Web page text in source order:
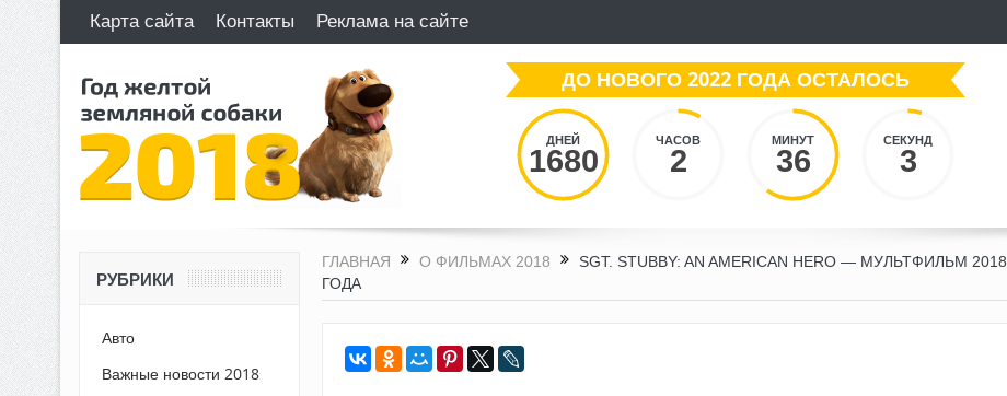
Карта сайта Контакты Реклама на сайте
ДО НОВОГО 2022 ГОДА ОСТАЛОСЬ
ДНЕЙ
1680
ЧАСОВ
2
МИНУТ
36
СЕКУНД
4
ГЛАВНАЯ О ФИЛЬМАХ 2018
SGT. STUBBY: AN AMERICAN HERO — МУЛЬТФИЛЬМ 2018
ГОДА
РУБРИКИ
Авто
Важные новости 2018